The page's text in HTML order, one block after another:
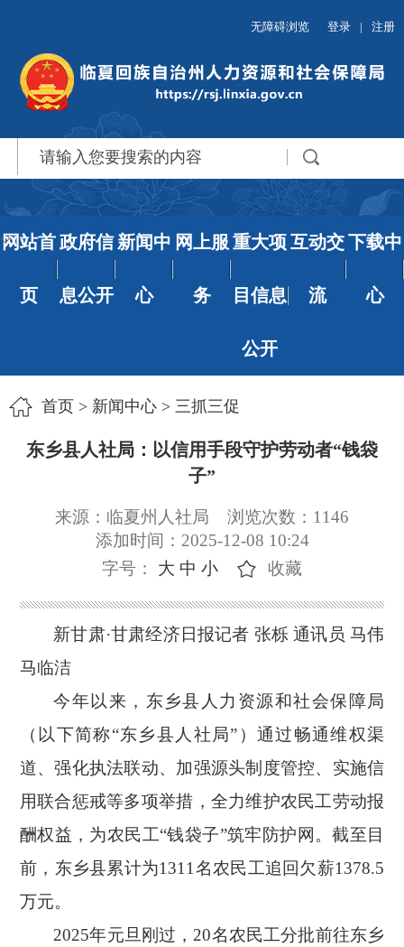
无障碍浏览 登录 | 注册
网站首
页
政府信
息公开
新闻中
心
网上服
务
重大项
目信息
公开
互动交
流
下载中
心
首页> 新闻中心> 三抓三促
东乡县人社局：以信用手段守护劳动者“钱袋
子”
来源：临夏州人社局 浏览次数： 1146
添加时间：2025-12-08 10:24
字号： 大 中 小 收藏
新甘肃·甘肃经济日报记者 张栎 通讯员 马伟
马临洁
今年以来，东乡县人力资源和社会保障局
（以下简称“东乡县人社局”）通过畅通维权渠
道、强化执法联动、加强源头制度管控、实施信
用联合惩戒等多项举措，全力维护农民工劳动报
酬权益，为农民工“钱袋子”筑牢防护网。截至目
前，东乡县累计为1311名农民工追回欠薪1378.5
万元。
2025年元旦刚过，20名农民工分批前往东乡